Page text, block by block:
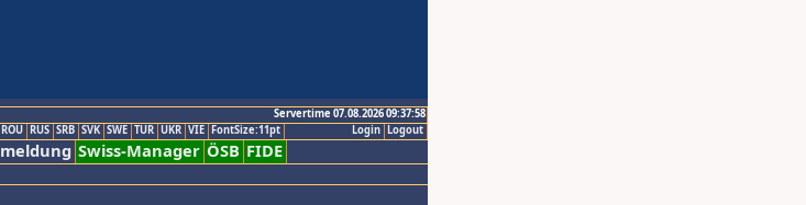
Servertime 07.08.2026 09:37:58
Logout
Login
ROU RUS SRB SVK SWE TUR UKR VIE FontSize:11pt
Swiss-Manager ÖSB FIDE